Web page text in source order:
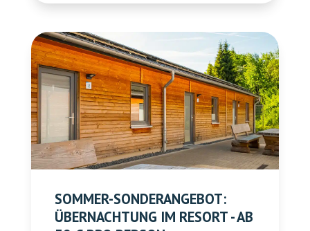
SOMMER-SONDERANGEBOT:
ÜBERNACHTUNG IM RESORT - AB